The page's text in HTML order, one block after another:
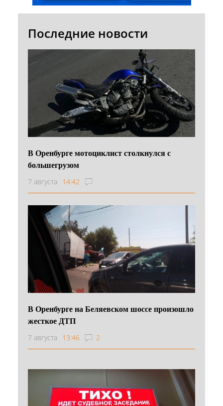
Последние новости
В Оренбурге мотоциклист столкнулся с
большегрузом
7 августа 14:42
В Оренбурге на Беляевском шоссе произошло
жесткое ДТП
7 августа 13:46 2